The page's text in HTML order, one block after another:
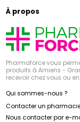
À propos
Pharmaforce vous
produits à Amiens -
recevoir chez vous ou
Qui sommes-nous ?
Contacter un
Nous contacter par e-